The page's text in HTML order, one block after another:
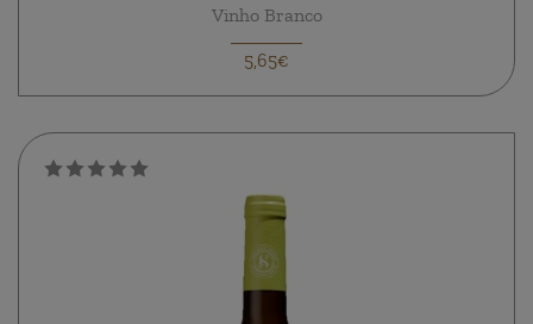
Vinho Branco
5,65€